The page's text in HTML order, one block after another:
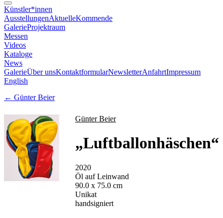
Künstler*innen
AusstellungenAktuelleKommende
GalerieProjektraum
Messen
Videos
Kataloge
News
GalerieÜber unsKontaktformularNewsletterAnfahrtImpressum
English
← Günter Beier
Günter Beier
„Luftballonhäschen“
2020
Öl auf Leinwand
90.0 x 75.0 cm
Unikat
handsigniert